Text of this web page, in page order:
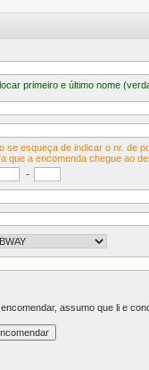
primeiro e último nome
se esqueça de indicar o nr. de
que a encomenda chegue ao
-
assumo que li e